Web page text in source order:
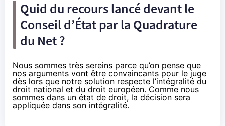
Quid du recours lancé devant le
Conseil d’État par la Quadrature
du Net ?
Nous sommes très sereins parce qu’on pense que
nos arguments vont être convaincants pour le juge
dès lors que notre solution respecte l’intégralité du
droit national et du droit européen. Comme nous
sommes dans un état de droit, la décision sera
appliquée dans son intégralité.